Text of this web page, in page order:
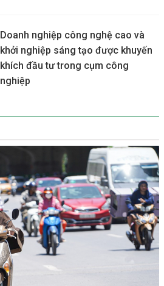
Doanh nghiệp công nghệ cao và
khởi nghiệp sáng tạo được khuyến
khích đầu tư trong cụm công
nghiệp